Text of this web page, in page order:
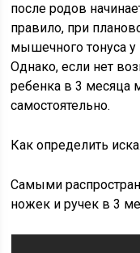
после родов
правило, при
мышечного тонуса
Однако, если нет
ребенка в 3 месяца
самостоятельно.
Как определить
Самыми
ножек и ручек в 3